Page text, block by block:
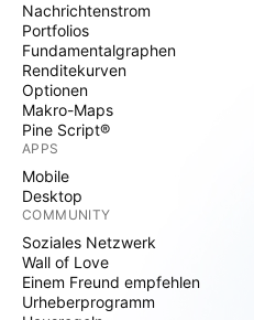
Nachrichtenstrom
Portfolios
Fundamentalgraphen
Renditekurven
Optionen
Makro-Maps
Pine Script®
APPS
Mobile
Desktop
COMMUNITY
Soziales Netzwerk
Wall of Love
Einem Freund empfehlen
Urheberprogramm